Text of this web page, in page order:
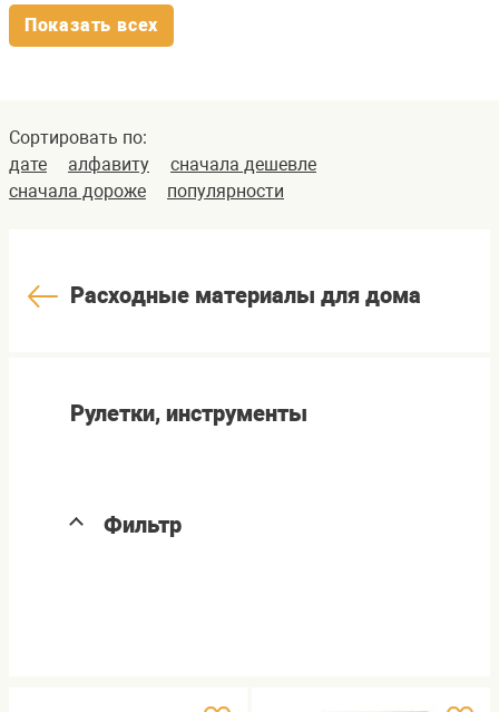
Показать всех
Сортировать по:
дате
алфавиту
сначала дешевле
сначала дороже
популярности
Расходные материалы для дома
Рулетки, инструменты
Фильтр